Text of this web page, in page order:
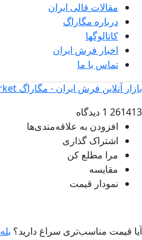
مقالات قالی ایران
درباره مگاراگ
کاتالوگها
اخبار فرش ایران
تماس با ما
بازار آنلاین فرش ایران - مگاراگ Megarug Persian Rug Market
261413 1 دیدگاه
افزودن به علاقه‌مندی‌ها
اشتراک گذاری
مرا مطلع کن
مقایسه
نمودار قیمت
آیا قیمت مناسب‌تری سراغ دارید؟ بله